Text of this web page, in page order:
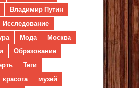
Владимир Путин
Исследование
Мода
Москва
Образование
Теги
красота
музей